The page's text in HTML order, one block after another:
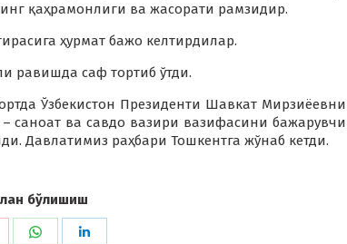
қаҳрамонлиги ва жасорати рамзидир.
ҳурмат бажо келтирдилар.
равишда саф тортиб ўтди.
Ўзбекистон Президенти Шавкат Мирзиёевни
саноат ва савдо вазири вазифасини бажарувчи
Давлатимиз раҳбари Тошкентга жўнаб кетди.
бўлишиш
Share
Share